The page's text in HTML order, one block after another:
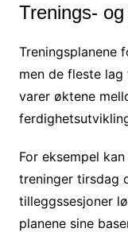
Trenings-
Treningsplanene
men de fleste
varer øktene
For eksempel
treninger tirsdag
tilleggssesjoner
planene sine